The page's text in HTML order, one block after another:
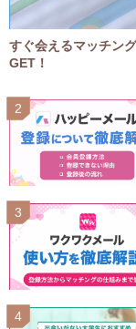
すぐ会えるマッチン
GET！